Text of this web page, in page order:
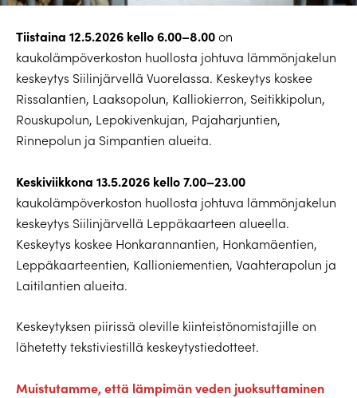
Tiistaina 12.5.2026 kello 6.00–8.00on
kaukolämpöverkoston huollosta johtuva lämmönjakelun
keskeytys Siilinjärvellä Vuorelassa. Keskeytys koskee
Rissalantien, Laaksopolun, Kalliokierron, Seitikkipolun,
Rouskupolun, Lepokivenkujan, Pajaharjuntien,
Rinnepolun ja Simpantien alueita.
Keskiviikkona 13.5.2026 kello 7.00–23.00
kaukolämpöverkoston huollosta johtuva lämmönjakelun
keskeytys Siilinjärvellä Leppäkaarteen alueella.
Keskeytys koskee Honkarannantien, Honkamäentien,
Leppäkaarteentien, Kallioniementien, Vaahterapolun ja
Laitilantien alueita.
Keskeytyksen piirissä oleville kiinteistönomistajille on
lähetetty tekstiviestillä keskeytystiedotteet.
Muistutamme, että lämpimän veden juoksuttaminen